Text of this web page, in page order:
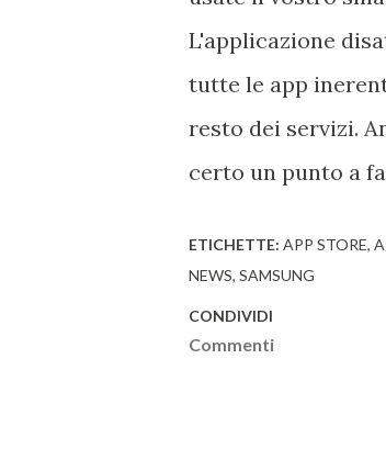
L'applicazione
tutte le app
resto dei servizi.
certo un punto a
ETICHETTE: APP STORE
NEWS SAMSUNG
CONDIVIDI
Commenti